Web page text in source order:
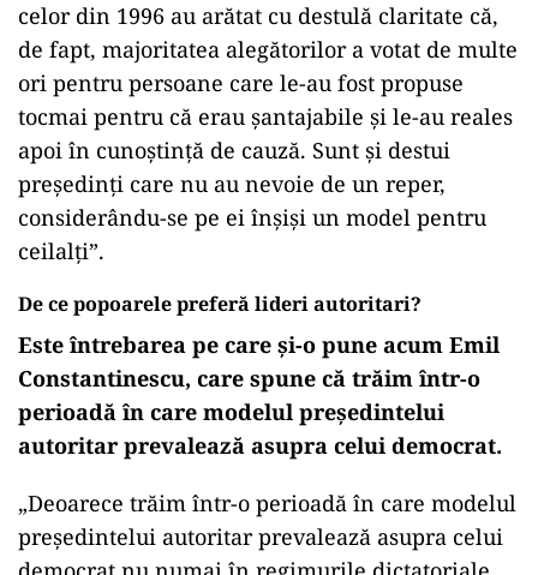
celor din 1996 au arătat cu destulă claritate că,
de fapt, majoritatea alegătorilor a votat de multe
ori pentru persoane care le-au fost propuse
tocmai pentru că erau șantajabile și le-au reales
apoi în cunoștință de cauză. Sunt și destui
președinți care nu au nevoie de un reper,
considerându-se pe ei înșiși un model pentru
ceilalți”.
De ce popoarele preferă lideri autoritari?
Este întrebarea pe care și-o pune acum Emil
Constantinescu, care spune că trăim într-o
perioadă în care modelul președintelui
autoritar prevalează asupra celui democrat.
„Deoarece trăim într-o perioadă în care modelul
președintelui autoritar prevalează asupra celui